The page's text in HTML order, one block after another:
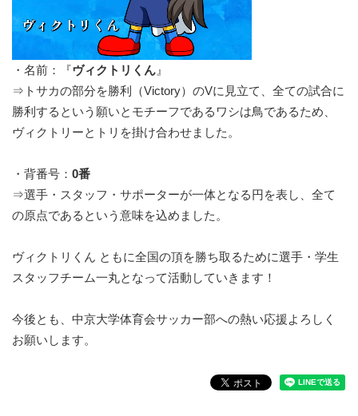
・名前：『ヴィクトリくん 』
⇒トサカの部分を勝利（Victory）のVに見立て、全ての試合に
勝利するという願いとモチーフであるワシは鳥であるため、
ヴィクトリーとトリを掛け合わせました。
・背番号： 0番
⇒選手・スタッフ・サポーターが一体となる円を表し、全て
の原点であるという意味を込めました。
ヴィクトリくん ともに全国の頂を勝ち取るために選手・学生
スタッフチーム一丸となって活動していきます！
今後とも、中京大学体育会サッカー部への熱い応援よろしく
お願いします。